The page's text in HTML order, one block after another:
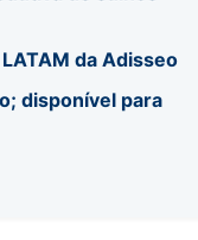
da Adisseo
disponível para